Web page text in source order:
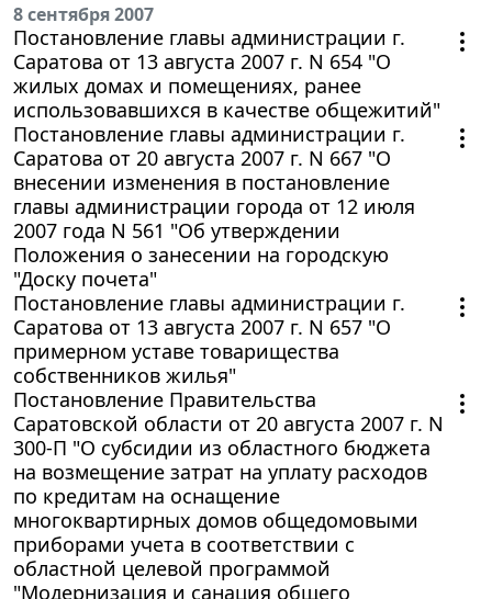
8 сентября 2007
Постановление главы администрации г.
Саратова от 13 августа 2007 г. N 654 "О
жилых домах и помещениях, ранее
использовавшихся в качестве общежитий"
Постановление главы администрации г.
Саратова от 20 августа 2007 г. N 667 "О
внесении изменения в постановление
главы администрации города от 12 июля
2007 года N 561 "Об утверждении
Положения о занесении на городскую
"Доску почета"
Постановление главы администрации г.
Саратова от 13 августа 2007 г. N 657 "О
примерном уставе товарищества
собственников жилья"
Постановление Правительства
Саратовской области от 20 августа 2007 г. N
300-П "О субсидии из областного бюджета
на возмещение затрат на уплату расходов
по кредитам на оснащение
многоквартирных домов общедомовыми
приборами учета в соответствии с
областной целевой программой
"Модернизация и санация общего